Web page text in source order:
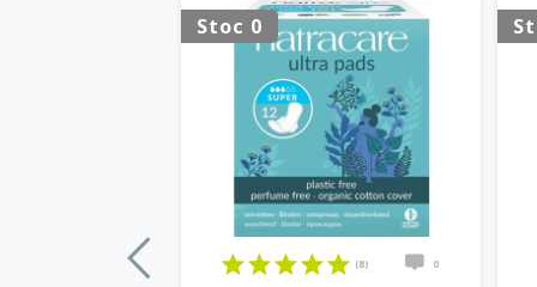
Stoc 0
(8) 0